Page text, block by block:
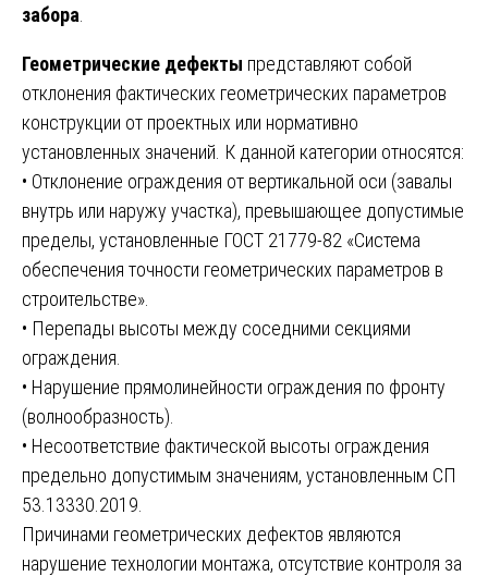
забора
Геометрические дефекты представляют собой
отклонения фактических геометрических параметров
конструкции от проектных или нормативно
установленных значений. К данной категории относятся:
• Отклонение ограждения от вертикальной оси (завалы
внутрь или наружу участка), превышающее допустимые
пределы, установленные ГОСТ 21779-82 «Система
обеспечения точности геометрических параметров в
строительстве».
• Перепады высоты между соседними секциями
ограждения.
• Нарушение прямолинейности ограждения по фронту
(волнообразность).
• Несоответствие фактической высоты ограждения
предельно допустимым значениям, установленным СП
53.13330.2019.
Причинами геометрических дефектов являются
нарушение технологии монтажа, отсутствие контроля за